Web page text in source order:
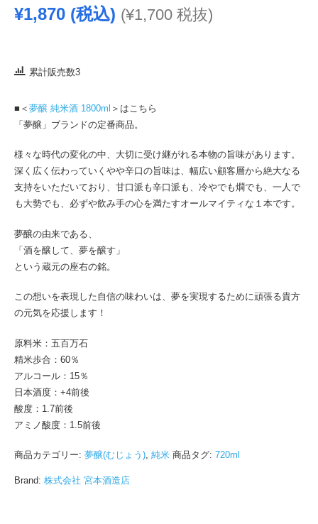
¥1,870 (税込) (¥1,700 税抜)
累計販売数3
■＜ 夢醸 純米酒 1800ml ＞はこちら
「夢醸」ブランドの定番商品。
様々な時代の変化の中、大切に受け継がれる本物の旨味があります。
深く広く伝わっていくやや辛口の旨味は、幅広い顧客層から絶大なる
支持をいただいており、甘口派も辛口派も、冷やでも燗でも、一人で
も大勢でも、必ずや飲み手の心を満たすオールマイティな１本です。
夢醸の由来である、
「酒を醸して、夢を醸す」
という蔵元の座右の銘。
この想いを表現した自信の味わいは、夢を実現するために頑張る貴方
の元気を応援します！
原料米：五百万石
精米歩合：60％
アルコール：15％
日本酒度：+4前後
酸度：1.7前後
アミノ酸度：1.5前後
商品カテゴリー: 夢醸(むじょう), 純米 商品タグ: 720ml
Brand: 株式会社 宮本酒造店